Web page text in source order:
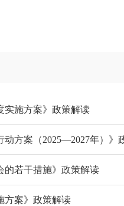
实施方案》政策解读
动方案（2025—2027年）》
的若干措施》政策解读
方案》政策解读